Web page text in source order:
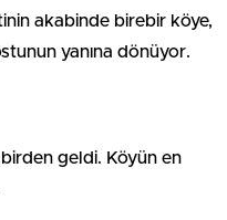
akabinde birebir köye,
yanına dönüyor.
birden geldi. Köyün en